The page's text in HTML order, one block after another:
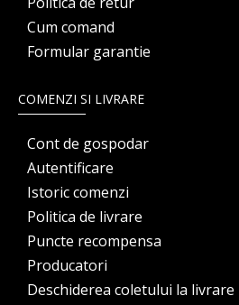
Cum comand
Formular garantie
COMENZI SI LIVRARE
Cont de gospodar
Autentificare
Istoric comenzi
Politica de livrare
Puncte recompensa
Producatori
Deschiderea coletului la livrare